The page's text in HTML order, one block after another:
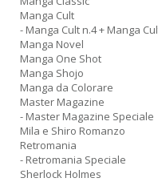
Manga Cult
- Manga Cult n.4 + Manga
Manga Novel
Manga One Shot
Manga Shojo
Manga da Colorare
Master Magazine
- Master Magazine Speciale
Mila e Shiro Romanzo
Retromania
- Retromania Speciale
Sherlock Holmes